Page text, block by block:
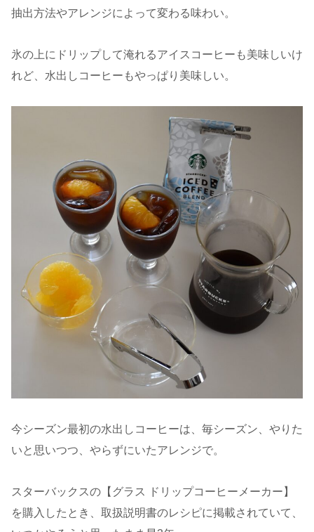
抽出方法やアレンジによって変わる味わい。
氷の上にドリップして淹れるアイスコーヒーも美味しいけ
れど、水出しコーヒーもやっぱり美味しい。
今シーズン最初の水出しコーヒーは、毎シーズン、やりた
いと思いつつ、やらずにいたアレンジで。
スターバックスの【グラス ドリップコーヒーメーカー】
を購入したとき、取扱説明書のレシピに掲載されていて、